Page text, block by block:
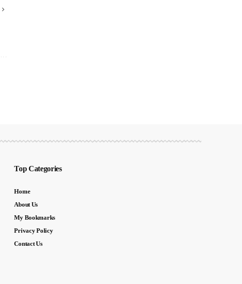
Top Categories
Home
About Us
My Bookmarks
Privacy Policy
Contact Us